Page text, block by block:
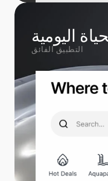
اليومية
التطبيق الفائق